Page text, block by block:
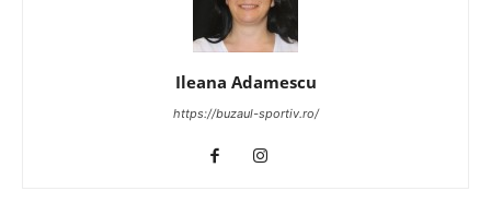
Ileana Adamescu
https://buzaul-sportiv.ro/